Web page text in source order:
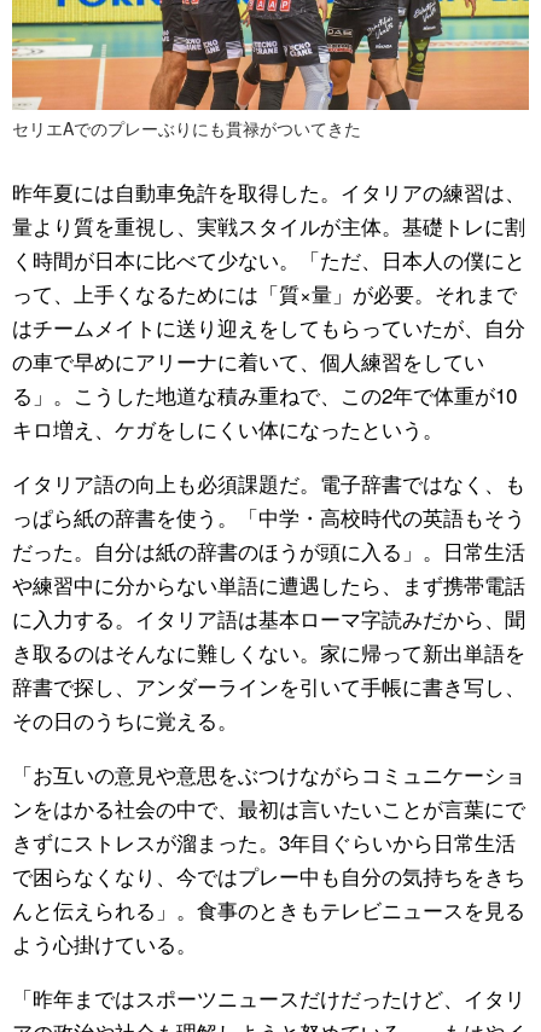
セリエAでのプレーぶりにも貫禄がついてきた
昨年夏には自動車免許を取得した。イタリアの練習は、
量より質を重視し、実戦スタイルが主体。基礎トレに割
く時間が日本に比べて少ない。「ただ、日本人の僕にと
って、上手くなるためには「質×量」が必要。それまで
はチームメイトに送り迎えをしてもらっていたが、自分
の車で早めにアリーナに着いて、個人練習をしてい
る」。こうした地道な積み重ねで、この2年で体重が10
キロ増え、ケガをしにくい体になったという。
イタリア語の向上も必須課題だ。電子辞書ではなく、も
っぱら紙の辞書を使う。「中学・高校時代の英語もそう
だった。自分は紙の辞書のほうが頭に入る」。日常生活
や練習中に分からない単語に遭遇したら、まず携帯電話
に入力する。イタリア語は基本ローマ字読みだから、聞
き取るのはそんなに難しくない。家に帰って新出単語を
辞書で探し、アンダーラインを引いて手帳に書き写し、
その日のうちに覚える。
「お互いの意見や意思をぶつけながらコミュニケーショ
ンをはかる社会の中で、最初は言いたいことが言葉にで
きずにストレスが溜まった。3年目ぐらいから日常生活
で困らなくなり、今ではプレー中も自分の気持ちをきち
んと伝えられる」。食事のときもテレビニュースを見る
よう心掛けている。
「昨年まではスポーツニュースだけだったけど、イタリ